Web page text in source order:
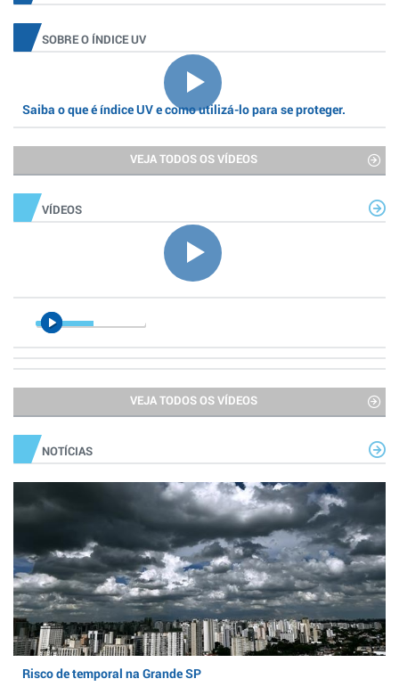
SOBRE O ÍNDICE UV
Saiba o que é índice UV e como utilizá-lo para se proteger.
VEJA TODOS OS VÍDEOS
VÍDEOS
VEJA TODOS OS VÍDEOS
NOTÍCIAS
Risco de temporal na Grande SP